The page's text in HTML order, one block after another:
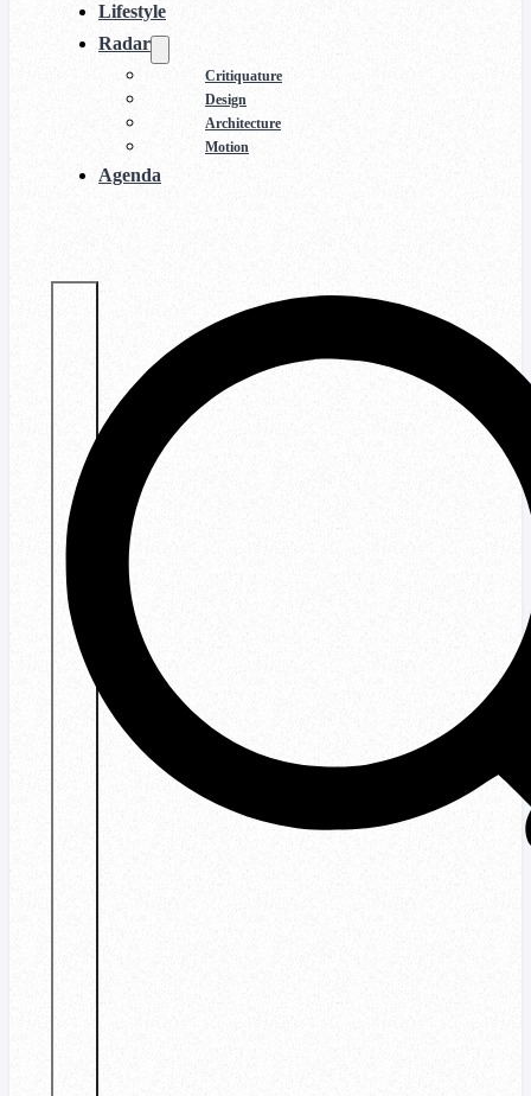
Lifestyle
Radar
Critiquature
Design
Architecture
Motion
Agenda